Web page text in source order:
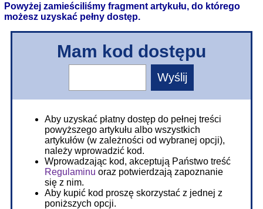
Powyżej zamieściliśmy fragment artykułu, do którego
możesz uzyskać pełny dostęp.
Mam kod dostępu
Aby uzyskać płatny dostęp do pełnej treści
powyższego artykułu albo wszystkich
artykułów (w zależności od wybranej opcji),
należy wprowadzić kod.
Wprowadzając kod, akceptują Państwo treść
Regulaminu oraz potwierdzają zapoznanie
się z nim.
Aby kupić kod proszę skorzystać z jednej z
poniższych opcji.